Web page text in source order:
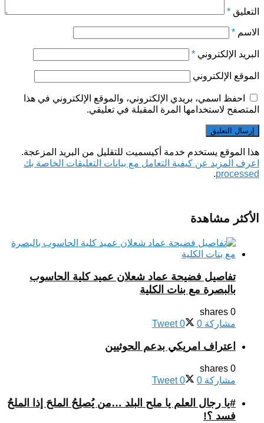
التعليق *
الاسم *
البريد الإلكتروني *
الموقع الإلكتروني
احفظ اسمي، بريدي الإلكتروني، والموقع الإلكتروني في هذا
المتصفح لاستخدامها المرة المقبلة في تعليقي.
هذا الموقع يستخدم خدمة أكيسميت للتقليل من البريد المزعجة.
اعرف المزيد عن كيفية التعامل مع بيانات التعليقات الخاصة بك
processed
.
الأكثر مشاهدة
تفاصيل فضيحة عماد شعلان عميد كلية الحاسوب
بالبصرة مع بنات الكلية
0 shares
مشاركة 0
Tweet 0
اعتراف امريكي بدعم الحوثيين
0 shares
مشاركة 0
Tweet 0
#يا رجال العلم يا ملح البلد …من يُصلِحُ الملحَ إذا الملحُ
فسد ؟!